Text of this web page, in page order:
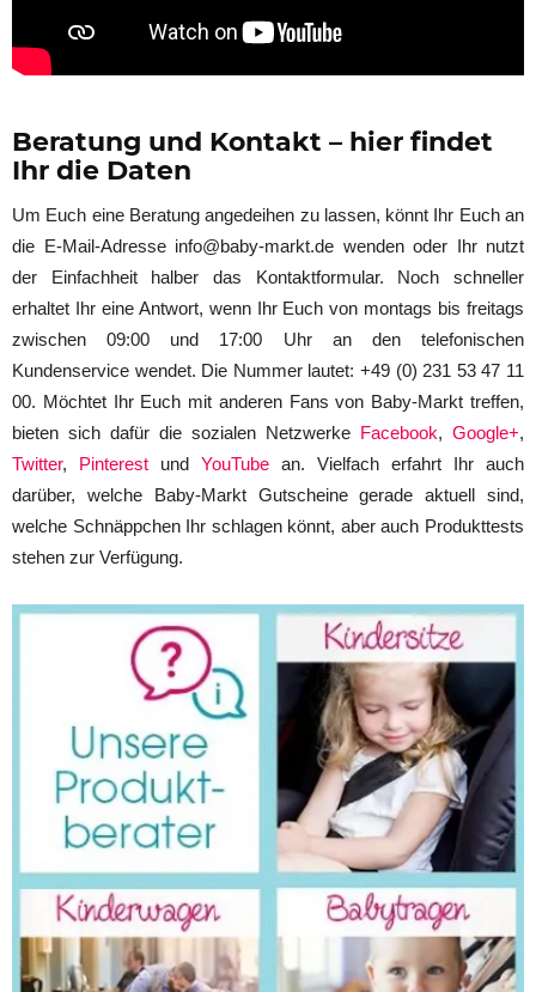
Beratung und Kontakt – hier findet
Ihr die Daten
Um Euch eine Beratung angedeihen zu lassen, könnt Ihr Euch an
die E-Mail-Adresse info@baby-markt.de wenden oder Ihr nutzt
der Einfachheit halber das Kontaktformular. Noch schneller
erhaltet Ihr eine Antwort, wenn Ihr Euch von montags bis freitags
zwischen 09:00 und 17:00 Uhr an den telefonischen
Kundenservice wendet. Die Nummer lautet: +49 (0) 231 53 47 11
00. Möchtet Ihr Euch mit anderen Fans von Baby-Markt treffen,
bieten sich dafür die sozialen Netzwerke Facebook, Google+,
Twitter, Pinterest und YouTube an. Vielfach erfahrt Ihr auch
darüber, welche Baby-Markt Gutscheine gerade aktuell sind,
welche Schnäppchen Ihr schlagen könnt, aber auch Produkttests
stehen zur Verfügung.